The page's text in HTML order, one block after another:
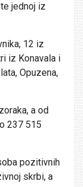
jednoj iz
12 iz
iz Konavala i
Opuzena,
a od
237 515
pozitivnih
skrbi, a